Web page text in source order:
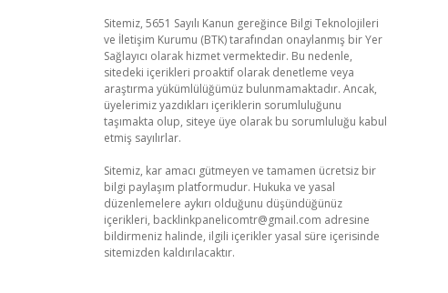
Sitemiz, 5651 Sayılı Kanun gereğince Bilgi Teknolojileri
ve İletişim Kurumu (BTK) tarafından onaylanmış bir Yer
Sağlayıcı olarak hizmet vermektedir. Bu nedenle,
sitedeki içerikleri proaktif olarak denetleme veya
araştırma yükümlülüğümüz bulunmamaktadır. Ancak,
üyelerimiz yazdıkları içeriklerin sorumluluğunu
taşımakta olup, siteye üye olarak bu sorumluluğu kabul
etmiş sayılırlar.
Sitemiz, kar amacı gütmeyen ve tamamen ücretsiz bir
bilgi paylaşım platformudur. Hukuka ve yasal
düzenlemelere aykırı olduğunu düşündüğünüz
içerikleri, backlinkpanelicomtr@gmail.com adresine
bildirmeniz halinde, ilgili içerikler yasal süre içerisinde
sitemizden kaldırılacaktır.